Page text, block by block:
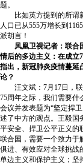
题。
比如英方提到的所谓新
人口已从555万增长到
派胡言！
凤凰卫视记者：联合
情后的多边主义：在成立
指出，新冠肺炎疫情蔓延
论？
汪文斌：7月17日，联
75周年之际，我们需要什
会议并发表题为“坚定捍
述了中方的观点。王毅国
平安全、捍卫公平正义的
联合国，需要一个致力于
俱进、有效应对全球挑战
单边主义和保护主义；坚